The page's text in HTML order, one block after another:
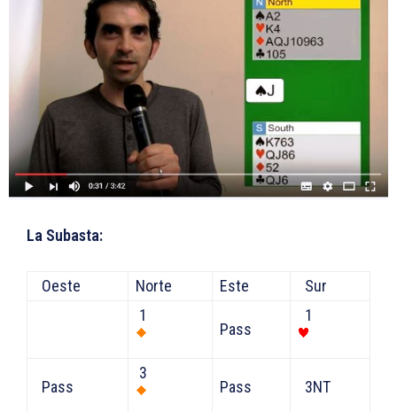
La Subasta:
Oeste Norte Este
Sur
1
Pass
1
Pass
3
Pass 3NT